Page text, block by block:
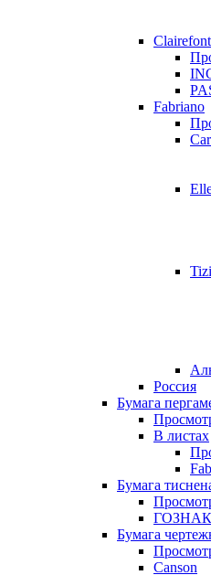
Fabriano
Россия
Бумага
В листах
Бумага
ГОЗНАК
Бумага
Canson